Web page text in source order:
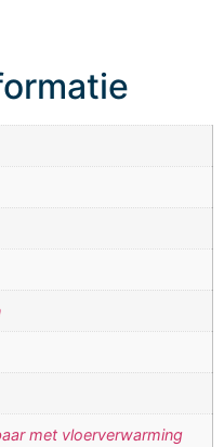
met vloerverwarming